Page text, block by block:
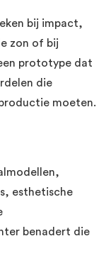
bij impact,
zon of bij
prototype dat
die
moeten.
esthetische
benadert die